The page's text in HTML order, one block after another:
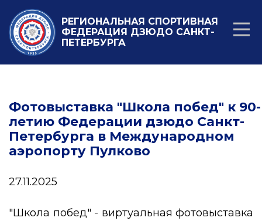
РЕГИОНАЛЬНАЯ СПОРТИВНАЯ
ФЕДЕРАЦИЯ ДЗЮДО САНКТ-
ПЕТЕРБУРГА
Фотовыставка "Школа побед" к 90-
летию Федерации дзюдо Санкт-
Петербурга в Международном
аэропорту Пулково
27.11.2025
"Школа побед" - виртуальная фотовыставка